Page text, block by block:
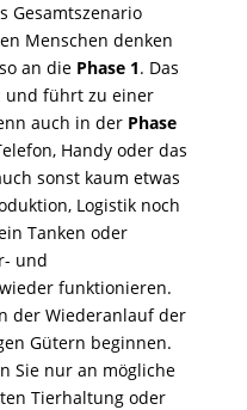
Gesamtszenario
Menschen denken
an die Phase 1. Das
und führt zu einer
auch in der Phase
Handy oder das
sonst kaum etwas
Logistik noch
Tanken oder
und
funktionieren.
der Wiederanlauf der
Gütern beginnen.
Sie nur an mögliche
Tierhaltung oder